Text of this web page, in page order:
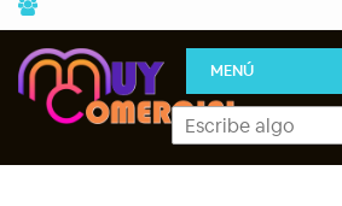
MENÚ